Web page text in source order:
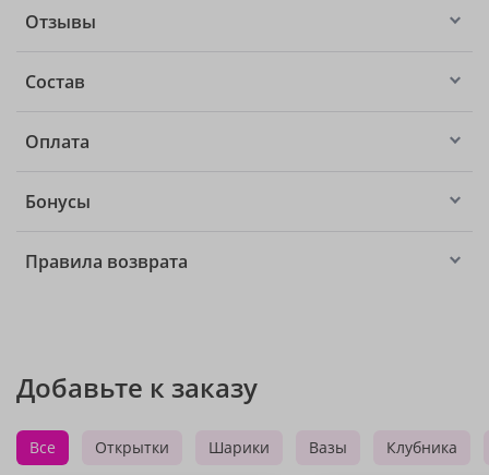
Отзывы
Состав
Оплата
Бонусы
Правила возврата
Добавьте к заказу
Все Открытки Шарики Вазы Клубника